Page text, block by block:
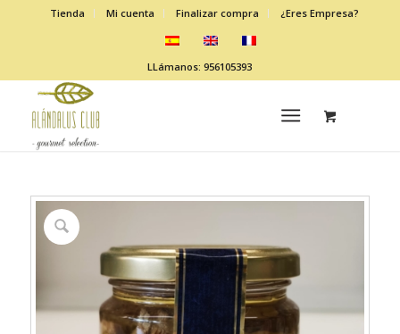
Tienda Mi cuenta Finalizar compra ¿Eres Empresa?
LLámanos: 956105393